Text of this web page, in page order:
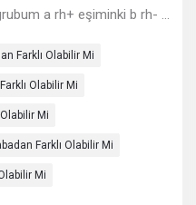
a rh+ eşiminki b rh- ...
Farklı Olabilir Mi
Olabilir Mi
Mi
Farklı Olabilir Mi
Mi​